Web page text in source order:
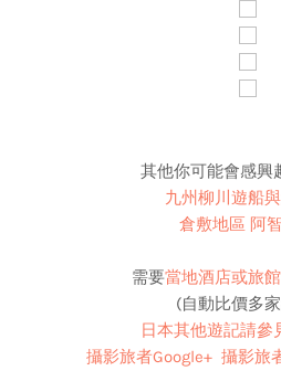
其他你可能會感興
九州柳川遊船
倉敷地區 阿
需要當地酒店或旅
(自動比價多
日本其他遊記請參
攝影旅者Google+ 攝影旅